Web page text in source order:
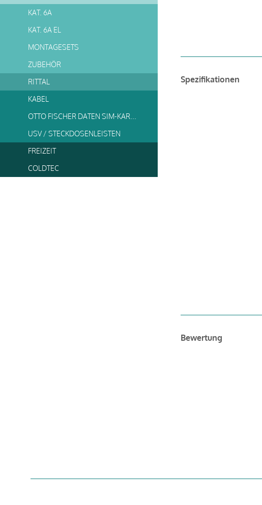
KAT. 6A
KAT. 6A EL
MONTAGESETS
ZUBEHÖR
RITTAL
KABEL
USV / STECKDOSENLEISTEN
FREIZEIT
COLDTEC
Spezifikationen
Bewertung